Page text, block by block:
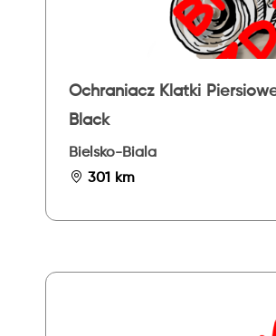
Ochraniacz Klatki
Black
Bielsko-Biala
301 km